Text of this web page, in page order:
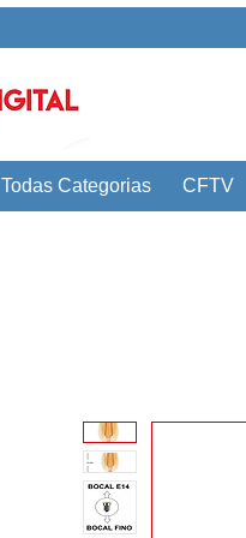
Todas Categorias CFTV